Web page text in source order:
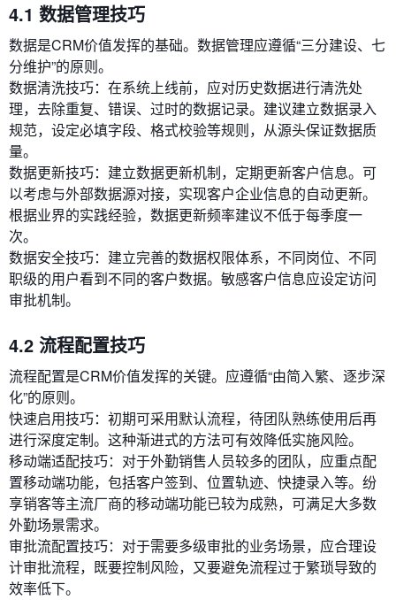
4.1 数据管理技巧
数据是CRM价值发挥的基础。数据管理应遵循“三分建设、七
分维护”的原则。
数据清洗技巧：在系统上线前，应对历史数据进行清洗处
理，去除重复、错误、过时的数据记录。建议建立数据录入
规范，设定必填字段、格式校验等规则，从源头保证数据质
量。
数据更新技巧：建立数据更新机制，定期更新客户信息。可
以考虑与外部数据源对接，实现客户企业信息的自动更新。
根据业界的实践经验，数据更新频率建议不低于每季度一
次。
数据安全技巧：建立完善的数据权限体系，不同岗位、不同
职级的用户看到不同的客户数据。敏感客户信息应设定访问
审批机制。
4.2 流程配置技巧
流程配置是CRM价值发挥的关键。应遵循“由简入繁、逐步深
化”的原则。
快速启用技巧：初期可采用默认流程，待团队熟练使用后再
进行深度定制。这种渐进式的方法可有效降低实施风险。
移动端适配技巧：对于外勤销售人员较多的团队，应重点配
置移动端功能，包括客户签到、位置轨迹、快捷录入等。纷
享销客等主流厂商的移动端功能已较为成熟，可满足大多数
外勤场景需求。
审批流配置技巧：对于需要多级审批的业务场景，应合理设
计审批流程，既要控制风险，又要避免流程过于繁琐导致的
效率低下。